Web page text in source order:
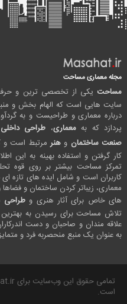
مجله معماری مساحت
مساحت یکی از تخصصی ترین و
سایت هایی است که الهام بخش و
درباره معماری و طراحیست و به
پردازد که بهمعماری، طراحی
صنعت ساختمان و هنرمرتبط است و
کار گرفتن و استفاده بهینه به این
تمرکز مساحت بیشتر بر روی قوه
کاربران است و شامل ایده های تازه ای
معماری، زیباتر کردن ساختمان و
های خاص برای آثار هنری و
تلاش مساحت برای رسیدن به بهترین
علاقه مندان و صاحبان و دست
به عنوان یک منبع منحصربه فرد و
است.